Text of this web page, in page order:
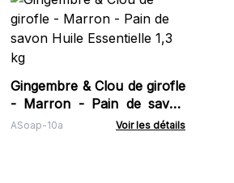
Gingembre & Clou de girofle
- Marron - Pain de savon
Huile Essentielle 1,3 kg
ASoap-10a Voir les détails